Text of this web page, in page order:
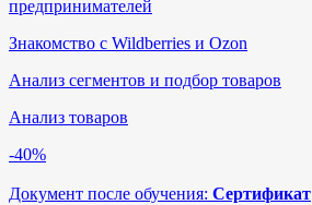
предпринимателей
Знакомство с Wildberries и Ozon
Анализ сегментов и подбор товаров
Анализ товаров
-40%
Документ после обучения: Сертификат